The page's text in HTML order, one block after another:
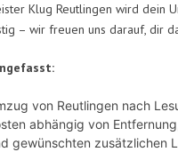
Klug Reutlingen wird dein
– wir freuen uns darauf, dir
von Reutlingen nach
abhängig von
gewünschten zusätzlichen